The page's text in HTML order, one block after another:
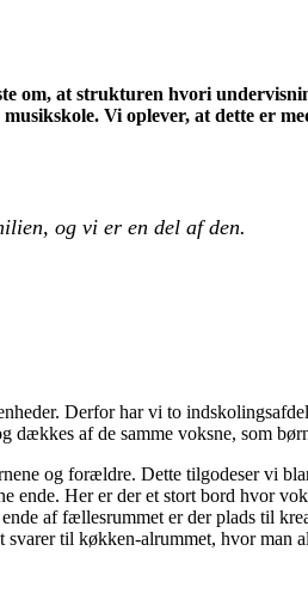
om, at strukturen hvori
Vi oplever, at dette er
og vi er en del af den.
Derfor har vi to
dækkes af de samme voksne, som
og forældre. Dette tilgodeser vi
Her er der et stort bord hvor
af fællesrummet er der plads til
til køkken-alrummet, hvor man